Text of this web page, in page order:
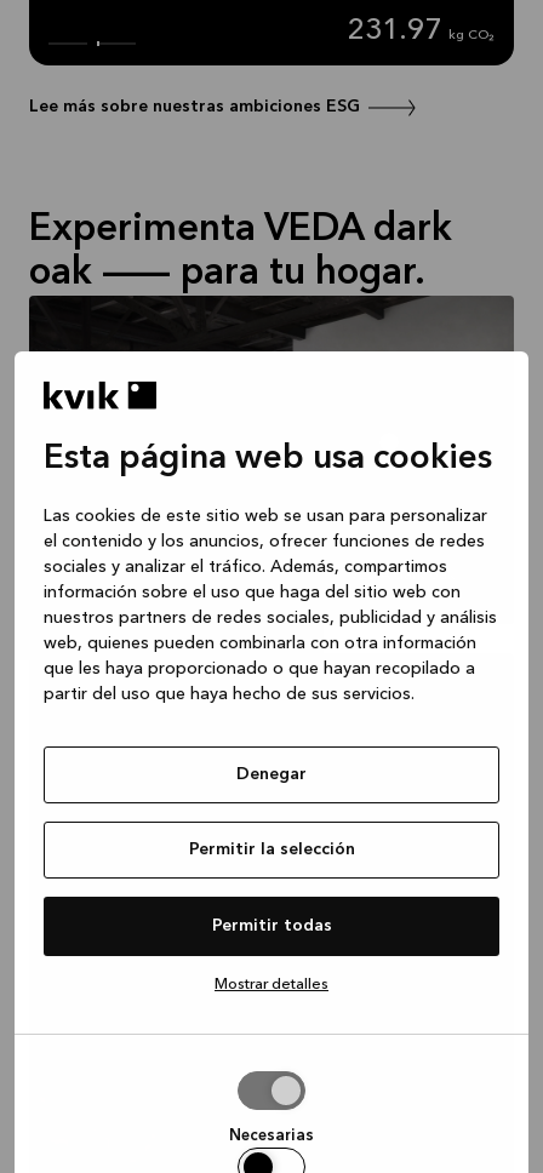
Esta página web usa cookies
Las cookies de este sitio web se usan para personalizar
el contenido y los anuncios, ofrecer funciones de redes
sociales y analizar el tráfico. Además, compartimos
información sobre el uso que haga del sitio web con
nuestros partners de redes sociales, publicidad y análisis
web, quienes pueden combinarla con otra información
que les haya proporcionado o que hayan recopilado a
partir del uso que haya hecho de sus servicios.
Denegar
Permitir la selección
Permitir todas
Mostrar detalles
Necesarias
231.97 kg CO₂
Lee más sobre nuestras ambiciones ESG
Experimenta VEDA dark
oak -- para tu hogar.
VEDA dark oak
8.660 €